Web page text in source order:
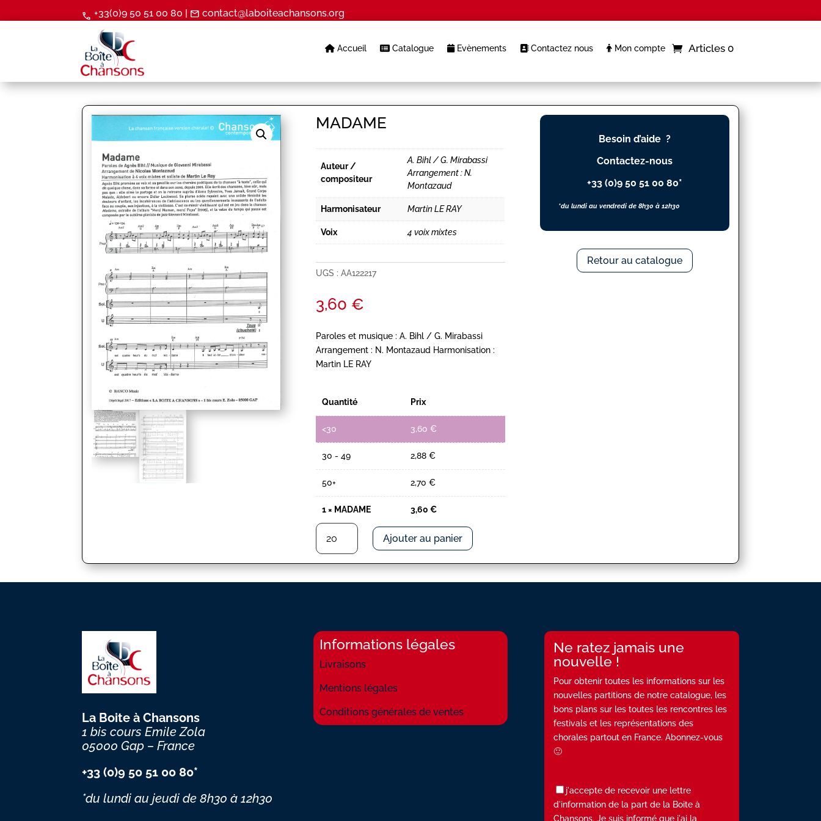
call +33(0)9 50 51 00 80 | mail contact@laboiteachansons.org
Accueil Catalogue Evènements Contactez nous Mon compte Articles 0
MADAME
Auteur /
compositeur
A. Bihl / G. Mirabassi
Arrangement : N.
Montazaud
Harmonisateur Martin LE RAY
Voix 4 voix mixtes
UGS :AA122217
3,60 €
Paroles et musique : A. Bihl / G. Mirabassi
Arrangement : N. Montazaud Harmonisation :
Martin LE RAY
Quantité Prix
<30 3,60 €
30 - 49 2,88 €
50+ 2,70 €
1 × MADAME 3,60 €
quantité
MADAME
Ajouter au panier
Besoin d’aide ?
Contactez-nous
+33 (0)9 50 51 00 80*
*du lundi au vendredi de 8h30 à 12h30
Retour au catalogue
La Boite à Chansons
1 bis cours Emile Zola
05000 Gap – France
+33 (0)9 50 51 00 80*
*du lundi au jeudide 8h30 à 12h30
Informations légales
Livraisons
Mentions légales
Conditions générales de ventes
Ne ratez jamais une
nouvelle !
Pour obtenir toutes les informations sur les
nouvelles partitions de notre catalogue, les
bons plans sur les toutes les rencontres les
festivals et les représentations des
chorales partout en France. Abonnez-vous
🙂
j'accepte de recevoir une lettre
d'information de la part de la Boite à
Chansons. Je suis informé que j'ai la